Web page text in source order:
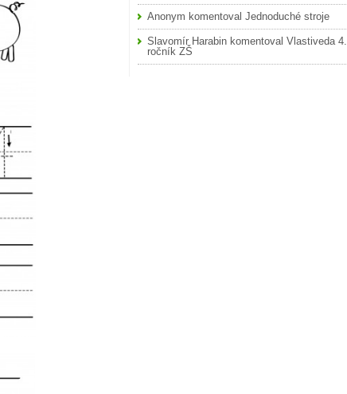
Anonym komentoval Jednoduché stroje
Slavomír Harabin komentoval Vlastiveda 4.
ročník ZŠ